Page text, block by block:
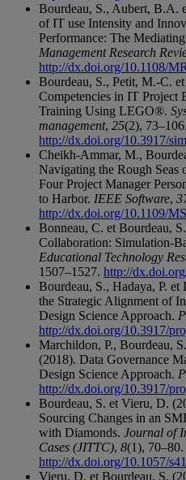
Bourdeau, S., Aubert, B.A.
of IT use Intensity and
Performance: The
Management Research
http://dx.doi.org/10.1108/
Bourdeau, S., Petit, M.-C.
Competencies in IT Project
Training Using LEGO®.
management, 25(2), 73–106.
http://dx.doi.org/10.3917/
Cheikh-Ammar, M.,
Navigating the Rough Seas
Four Project Manager
to Harbor. IEEE Software,
http://dx.doi.org/10.1109/
Bonneau, C. et Bourdeau,
Collaboration: Simulation-
Educational Technology
1507–1527. http://
Bourdeau, S., Hadaya, P. et
the Strategic Alignment of
Design Science Approach.
http://dx.doi.org/10.3917/
Marchildon, P., Bourdeau,
(2018). Data Governance
Design Science Approach.
http://dx.doi.org/10.3917/
Bourdeau, S. et Vieru, D.
Sourcing Changes in an
with Diamonds. Journal of
Cases (JITTC), 8(1), 70–80.
http://dx.doi.org/10.1057/
Vieru, D. et Bourdeau, S.